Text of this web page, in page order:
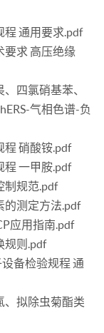
程 通用要求.pdf
要求 高压绝缘
四氯硝基苯、
气相色谱-负
程 硝酸铵.pdf
程 一甲胺.pdf
制规范.pdf
的测定方法.pdf
应用指南.pdf
规则.pdf
备检验规程 通
、拟除虫菊酯类